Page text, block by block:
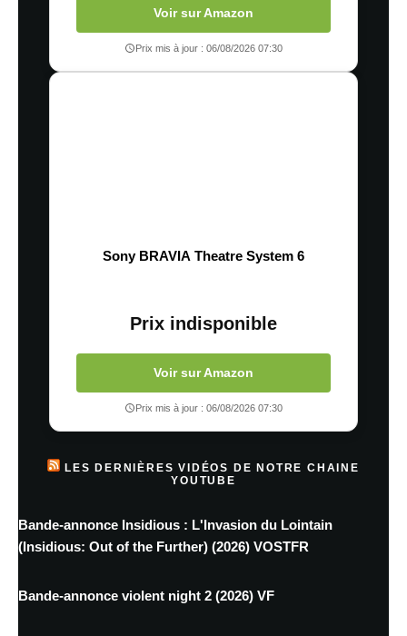
Voir sur Amazon
Prix mis à jour : 06/08/2026 07:30
Sony BRAVIA Theatre System 6
Prix indisponible
Voir sur Amazon
Prix mis à jour : 06/08/2026 07:30
LES DERNIÈRES VIDÉOS DE NOTRE CHAINE
YOUTUBE
Bande-annonce Insidious : L'Invasion du Lointain
(Insidious: Out of the Further) (2026) VOSTFR
Bande-annonce violent night 2 (2026) VF